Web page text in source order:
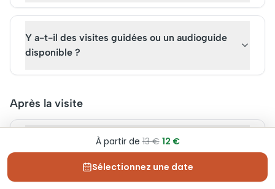
Y a-t-il des visites guidées ou un audioguide
disponible ?
Après la visite
Quelles attractions peut-on visiter après le Zoo
de Varsovie ?
À partir de 13 € 12 €
Sélectionnez une date